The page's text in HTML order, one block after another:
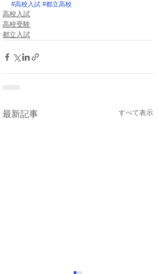
#高校入試 #都立高校
高校入試
高校受験
都立入試
最新記事 すべて表示